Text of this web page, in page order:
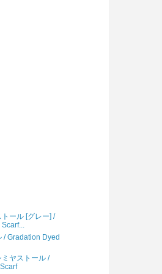
ール [グレー] /
/ Gradation Dyed
ヤストール /